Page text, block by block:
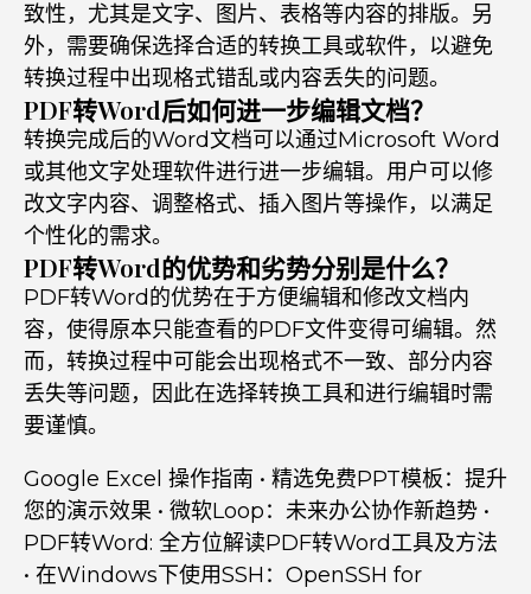
致性，尤其是文字、图片、表格等内容的排版。另
外，需要确保选择合适的转换工具或软件，以避免
转换过程中出现格式错乱或内容丢失的问题。
PDF转Word后如何进一步编辑文档？
转换完成后的Word文档可以通过Microsoft Word
或其他文字处理软件进行进一步编辑。用户可以修
改文字内容、调整格式、插入图片等操作，以满足
个性化的需求。
PDF转Word的优势和劣势分别是什么？
PDF转Word的优势在于方便编辑和修改文档内
容，使得原本只能查看的PDF文件变得可编辑。然
而，转换过程中可能会出现格式不一致、部分内容
丢失等问题，因此在选择转换工具和进行编辑时需
要谨慎。
Google Excel 操作指南 • 精选免费PPT模板：提升
您的演示效果 • 微软Loop：未来办公协作新趋势 •
PDF转Word: 全方位解读PDF转Word工具及方法
• 在Windows下使用SSH：OpenSSH for